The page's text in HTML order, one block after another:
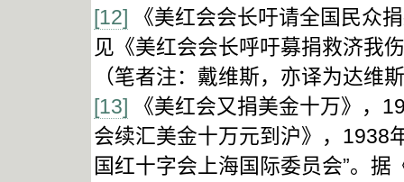
[12] 《美红会会长吁请全国民众
见《美红会会长呼吁募捐救济我
（笔者注：戴维斯，亦译为达维
[13] 《美红会又捐美金十万》，
会续汇美金十万元到沪》，1938
国红十字会上海国际委员会”。